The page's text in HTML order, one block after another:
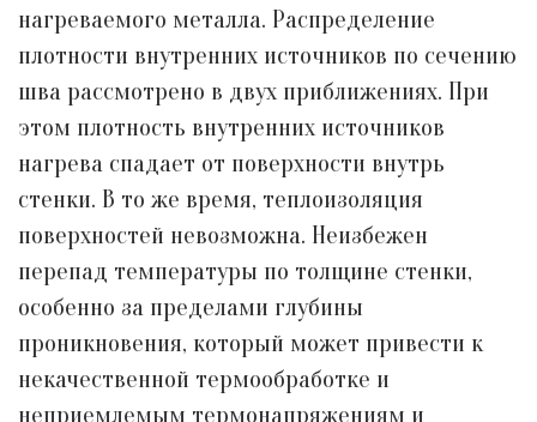
нагреваемого металла. Распределение
плотности внутренних источников по сечению
шва рассмотрено в двух приближениях. При
этом плотность внутренних источников
нагрева спадает от поверхности внутрь
стенки. В то же время, теплоизоляция
поверхностей невозможна. Неизбежен
перепад температуры по толщине стенки,
особенно за пределами глубины
проникновения, который может привести к
некачественной термообработке и
неприемлемым термонапряжениям и